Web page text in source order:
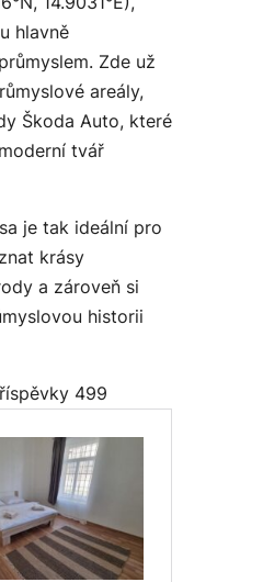
hlavně
Zde už
areály,
Škoda Auto, které
tvář
je tak ideální pro
krásy
a zároveň si
historii
499